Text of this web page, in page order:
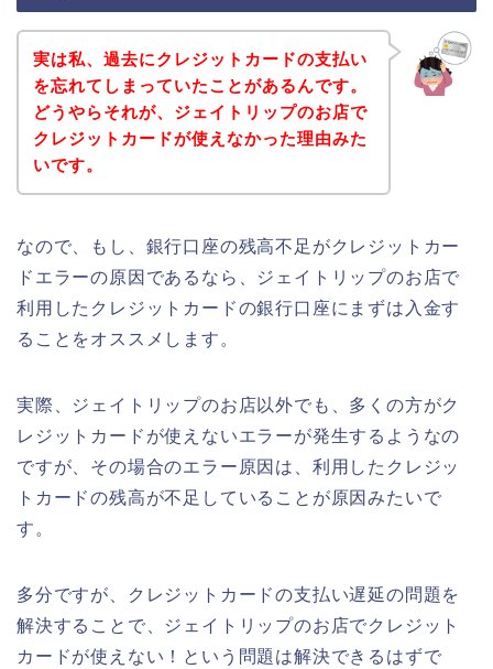
実は私、過去にクレジットカードの支払い
を忘れてしまっていたことがあるんです。
どうやらそれが、ジェイトリップのお店で
クレジットカードが使えなかった理由みた
いです。
なので、もし、銀行口座の残高不足がクレジットカー
ドエラーの原因であるなら、ジェイトリップのお店で
利用したクレジットカードの銀行口座にまずは入金す
ることをオススメします。
実際、ジェイトリップのお店以外でも、多くの方がク
レジットカードが使えないエラーが発生するようなの
ですが、その場合のエラー原因は、利用したクレジッ
トカードの残高が不足していることが原因みたいで
す。
多分ですが、クレジットカードの支払い遅延の問題を
解決することで、ジェイトリップのお店でクレジット
カードが使えない！という問題は解決できるはずで